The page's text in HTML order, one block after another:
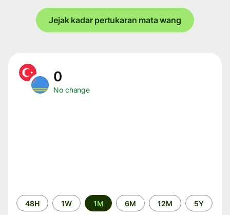
Jejak kadar pertukaran mata wang
0
No change
Time
period
48H 1W 1M 6M 12M 5Y